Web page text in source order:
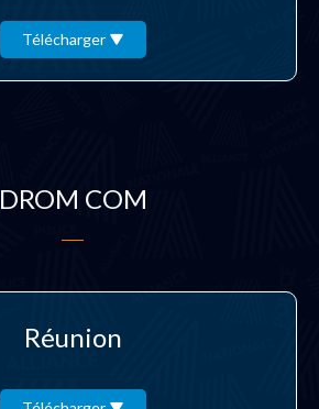
Télécharger
DROM COM
Réunion